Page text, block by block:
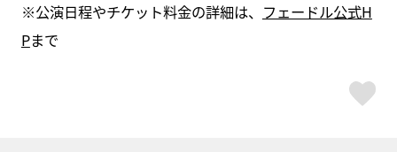
※公演日程やチケット料金の詳細は、 フェードル公式H
Pまで